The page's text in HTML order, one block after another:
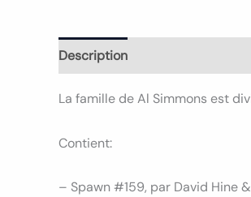
Description
La famille de Al Simmons est
Contient:
– Spawn #159, par David Hine